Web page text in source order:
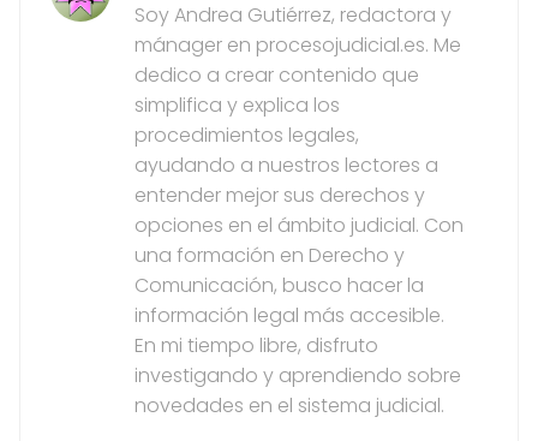
Soy Andrea Gutiérrez, redactora y
mánager en procesojudicial.es. Me
dedico a crear contenido que
simplifica y explica los
procedimientos legales,
ayudando a nuestros lectores a
entender mejor sus derechos y
opciones en el ámbito judicial. Con
una formación en Derecho y
Comunicación, busco hacer la
información legal más accesible.
En mi tiempo libre, disfruto
investigando y aprendiendo sobre
novedades en el sistema judicial.